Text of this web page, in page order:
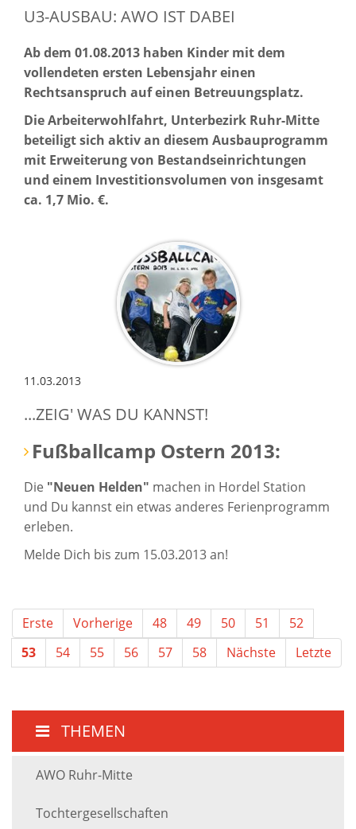
U3-AUSBAU: AWO IST DABEI
Ab dem 01.08.2013 haben Kinder mit dem
vollendeten ersten Lebensjahr einen
Rechtsanspruch auf einen Betreuungsplatz.
Die Arbeiterwohlfahrt, Unterbezirk Ruhr-Mitte
beteiligt sich aktiv an diesem Ausbauprogramm
mit Erweiterung von Bestandseinrichtungen
und einem Investitionsvolumen von insgesamt
ca. 1,7 Mio. €.
11.03.2013
...ZEIG' WAS DU KANNST!
Fußballcamp Ostern 2013:
Die "Neuen Helden" machen in Hordel Station
und Du kannst ein etwas anderes Ferienprogramm
erleben.
Melde Dich bis zum 15.03.2013 an!
Erste Vorherige 48 49 50 51
52
53
54 55 56 57 58 Nächste Letzte
THEMEN
AWO Ruhr-Mitte
Tochtergesellschaften